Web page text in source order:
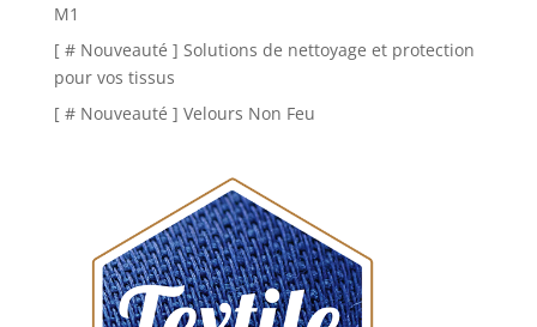
M1
[ # Nouveauté ] Solutions de nettoyage et protection
pour vos tissus
[ # Nouveauté ] Velours Non Feu